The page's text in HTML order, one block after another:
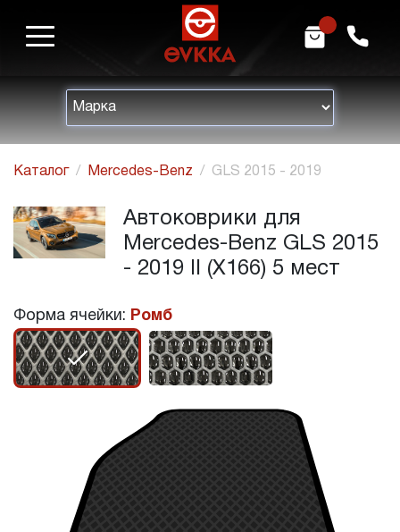
h m
Каталог Mercedes-Benz GLS 2015 - 2019
Автоковрики для
Mercedes-Benz GLS 2015
- 2019 II (X166) 5 мест
Форма ячейки: Ромб
r